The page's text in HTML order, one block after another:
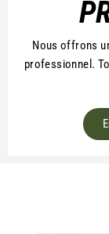
Nous offrons
professionnel.